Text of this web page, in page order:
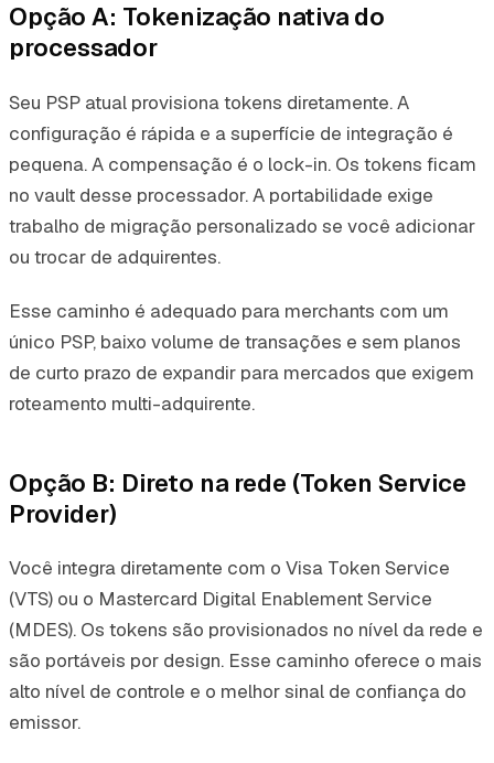
Opção A: Tokenização nativa do
processador
Seu PSP atual provisiona tokens diretamente. A
configuração é rápida e a superfície de integração é
pequena. A compensação é o lock-in. Os tokens ficam
no vault desse processador. A portabilidade exige
trabalho de migração personalizado se você adicionar
ou trocar de adquirentes.
Esse caminho é adequado para merchants com um
único PSP, baixo volume de transações e sem planos
de curto prazo de expandir para mercados que exigem
roteamento multi-adquirente.
Opção B: Direto na rede (Token Service
Provider)
Você integra diretamente com o Visa Token Service
(VTS) ou o Mastercard Digital Enablement Service
(MDES). Os tokens são provisionados no nível da rede e
são portáveis por design. Esse caminho oferece o mais
alto nível de controle e o melhor sinal de confiança do
emissor.